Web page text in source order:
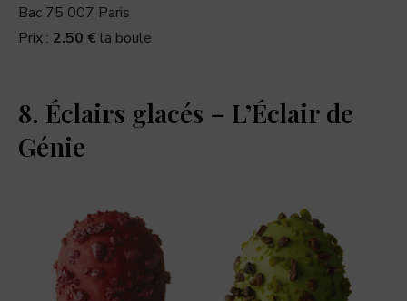
Bac 75 007 Paris
Prix : 2.50 € la boule
8. Éclairs glacés – L’Éclair de
Génie